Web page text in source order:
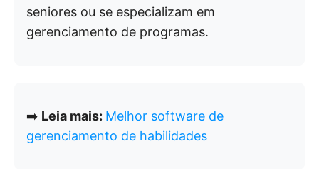
seniores ou se especializam em
gerenciamento de programas.
➡️ Leia mais: Melhor software de
gerenciamento de habilidades